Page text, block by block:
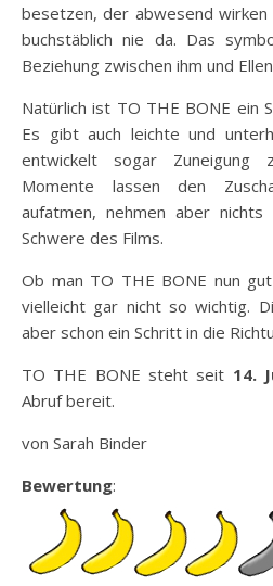
besetzen, der abwesend
buchstäblich nie da. Das
Beziehung zwischen ihm und
Natürlich ist TO THE BONE ein
Es gibt auch leichte und
entwickelt sogar Zuneigung
Momente lassen den
aufatmen, nehmen aber
Schwere des Films.
Ob man TO THE BONE nun
vielleicht gar nicht so wichtig.
aber schon ein Schritt in die
TO THE BONE steht seit 14.
Abruf bereit.
von Sarah Binder
Bewertung: